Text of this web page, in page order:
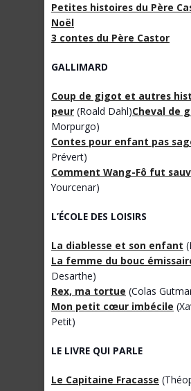
Petites histoires du Père
Noël
3 contes du Père Castor
GALLIMARD
Coup de gigot et autres
peur (Roald Dahl)Cheval de
Morpurgo)
Contes pour enfant pas
Prévert)
Comment Wang-Fô fut
Yourcenar)
L’ÉCOLE DES LOISIRS
La diablesse et son enfant
La femme du bouc
Desarthe)
Rex, ma tortue (Colas
Mon petit cœur imbécile
Petit)
LE LIVRE QUI PARLE
Le Capitaine Fracasse